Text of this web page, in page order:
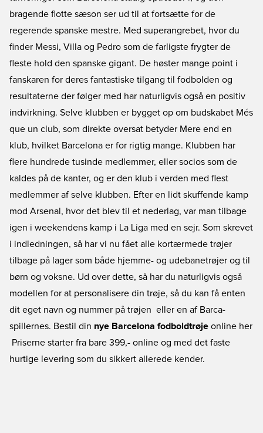
bragende flotte sæson ser ud til at fortsætte for de
regerende spanske mestre. Med superangrebet, hvor du
finder Messi, Villa og Pedro som de farligste frygter de
fleste hold den spanske gigant. De høster mange point i
fanskaren for deres fantastiske tilgang til fodbolden og
resultaterne der følger med har naturligvis også en positiv
indvirkning. Selve klubben er bygget op om budskabet Més
que un club, som direkte oversat betyder Mere end en
klub, hvilket Barcelona er for rigtig mange. Klubben har
flere hundrede tusinde medlemmer, eller socios som de
kaldes på de kanter, og er den klub i verden med flest
medlemmer af selve klubben. Efter en lidt skuffende kamp
mod Arsenal, hvor det blev til et nederlag, var man tilbage
igen i weekendens kamp i La Liga med en sejr. Som skrevet
i indledningen, så har vi nu fået alle kortærmede trøjer
tilbage på lager som både hjemme- og udebanetrøjer og til
børn og voksne. Ud over dette, så har du naturligvis også
modellen for at personalisere din trøje, så du kan få enten
dit eget navn og nummer på trøjen  eller en af Barca-
spillernes. Bestil din nye Barcelona fodboldtrøje online her
 Priserne starter fra bare 399,- online og med det faste
hurtige levering som du sikkert allerede kender.